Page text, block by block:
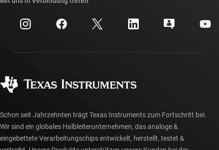
Investorenbeziehungen
Fertigung
Kundensupportzentrum
myTI-Konto FAQs
Häufig gestellte Fragen zu Bestellungen
Schon seit Jahrzehnten trägt Texas Instruments zum Fortschritt bei.
Wir sind ein globales Halbleiterunternehmen, das analoge &
eingebettete Verarbeitungschips entwickelt, herstellt, testet &